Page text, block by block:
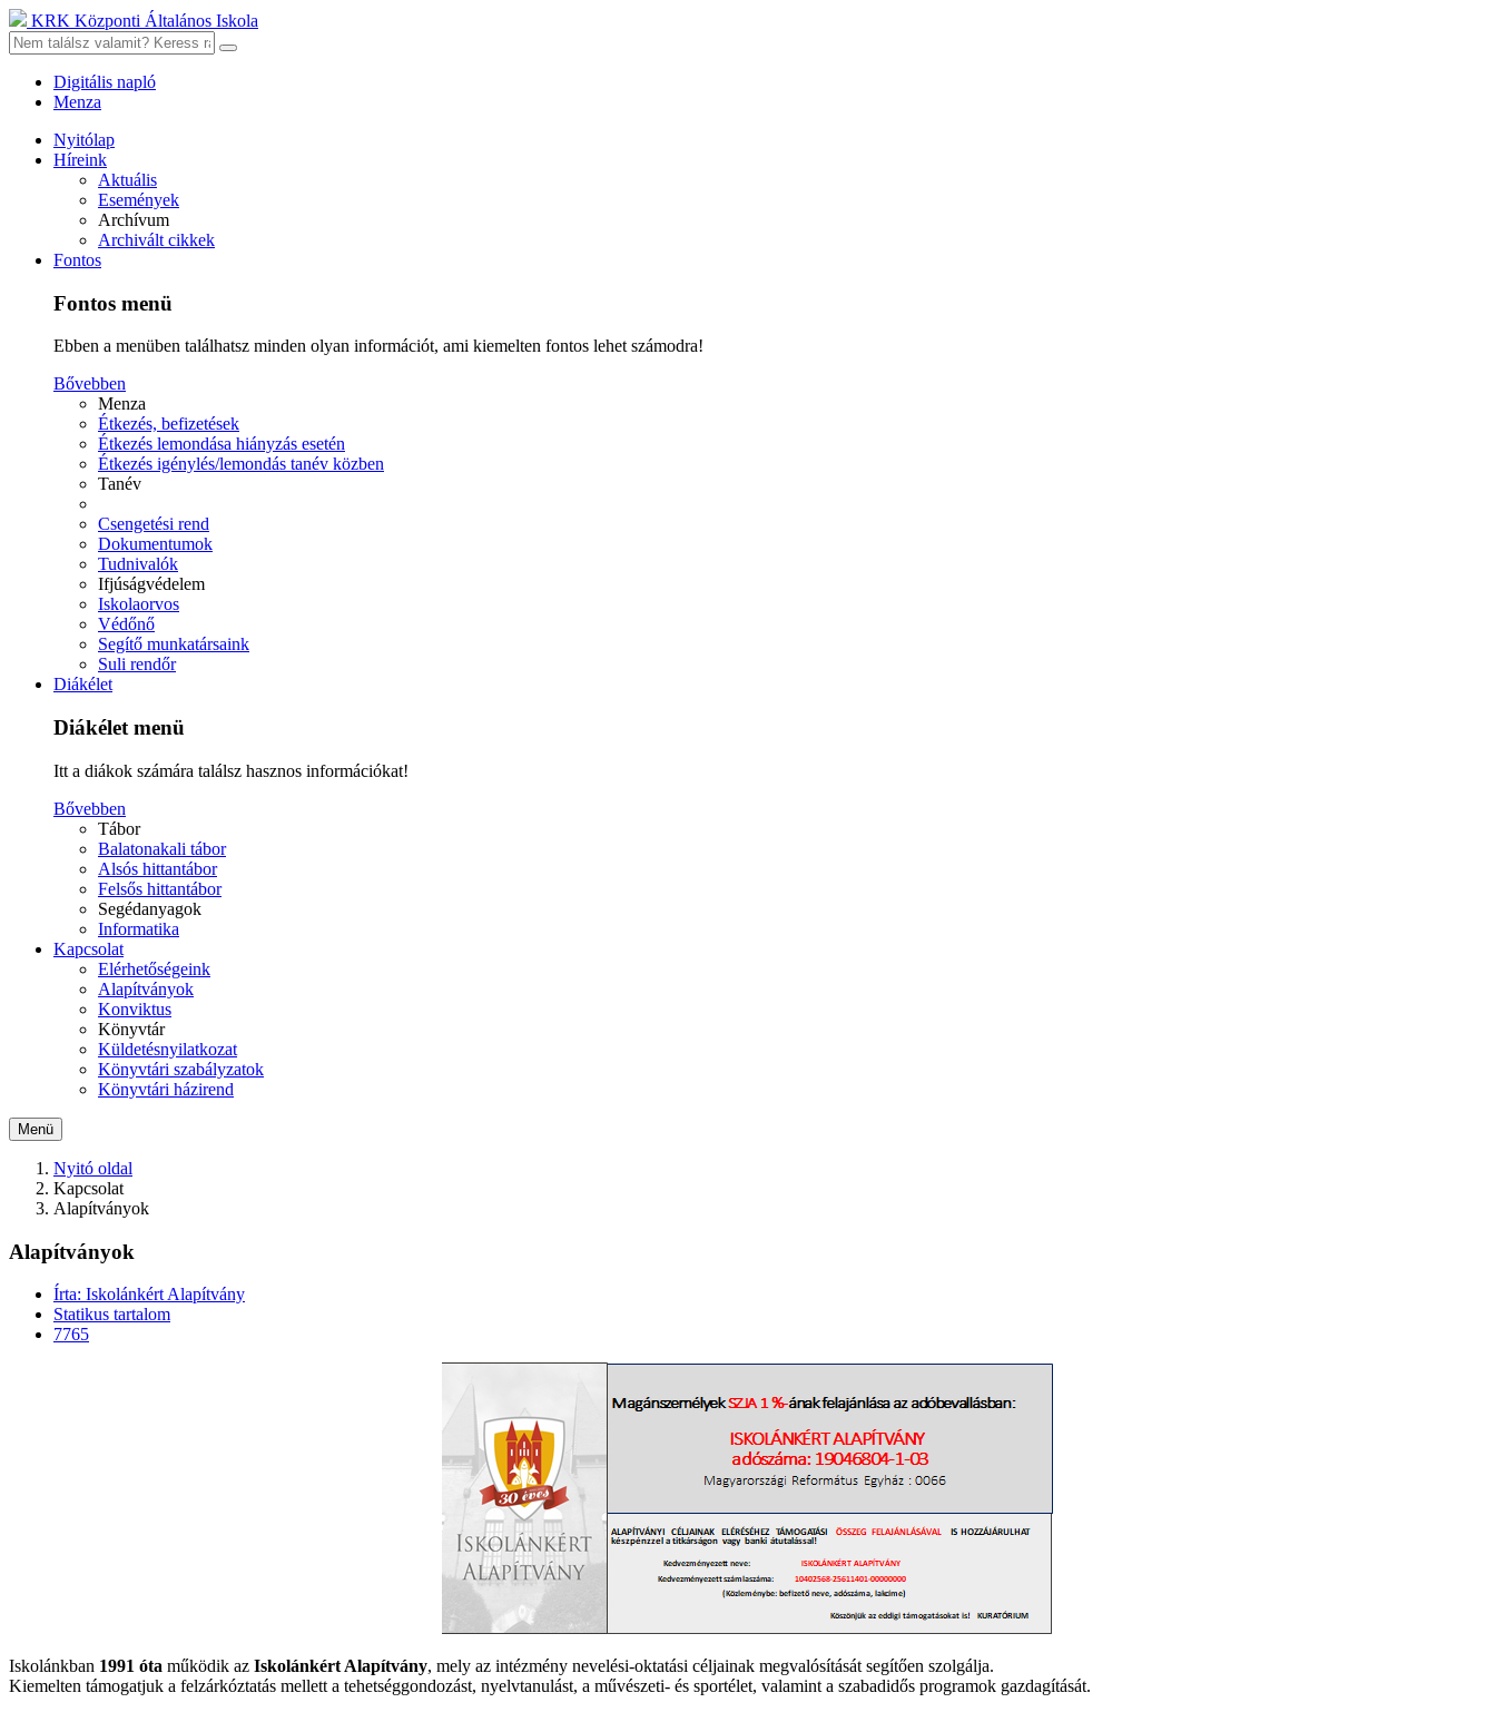
KRK Központi Általános Iskola
Digitális napló
Menza
Nyitólap
Híreink
Aktuális
Események
Archívum
Archivált cikkek
Fontos
Fontos menü
Ebben a menüben találhatsz minden olyan információt, ami kiemelten fontos lehet számodra!
Bővebben
Menza
Étkezés, befizetések
Étkezés lemondása hiányzás esetén
Étkezés igénylés/lemondás tanév közben
Tanév
Csengetési rend
Dokumentumok
Tudnivalók
Ifjúságvédelem
Iskolaorvos
Védőnő
Segítő munkatársaink
Suli rendőr
Diákélet
Diákélet menü
Itt a diákok számára találsz hasznos információkat!
Bővebben
Tábor
Balatonakali tábor
Alsós hittantábor
Felsős hittantábor
Segédanyagok
Informatika
Kapcsolat
Elérhetőségeink
Alapítványok
Konviktus
Könyvtár
Küldetésnyilatkozat
Könyvtári szabályzatok
Könyvtári házirend
Menü
Nyitó oldal
Kapcsolat
Alapítványok
Alapítványok
Írta: Iskolánkért Alapítvány
Statikus tartalom
7765
Iskolánkban 1991 óta működik az Iskolánkért Alapítvány, mely az intézmény nevelési-oktatási céljainak megvalósítását segítően szolgálja.
Kiemelten támogatjuk a felzárkóztatás mellett a tehetséggondozást, nyelvtanulást, a művészeti- és sportélet, valamint a szabadidős programok gazdagítását.